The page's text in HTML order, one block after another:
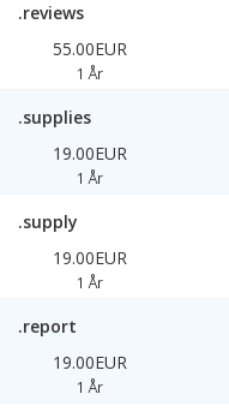
.reviews
55.00EUR
1 År
.supplies
19.00EUR
1 År
.supply
19.00EUR
1 År
.report
19.00EUR
1 År